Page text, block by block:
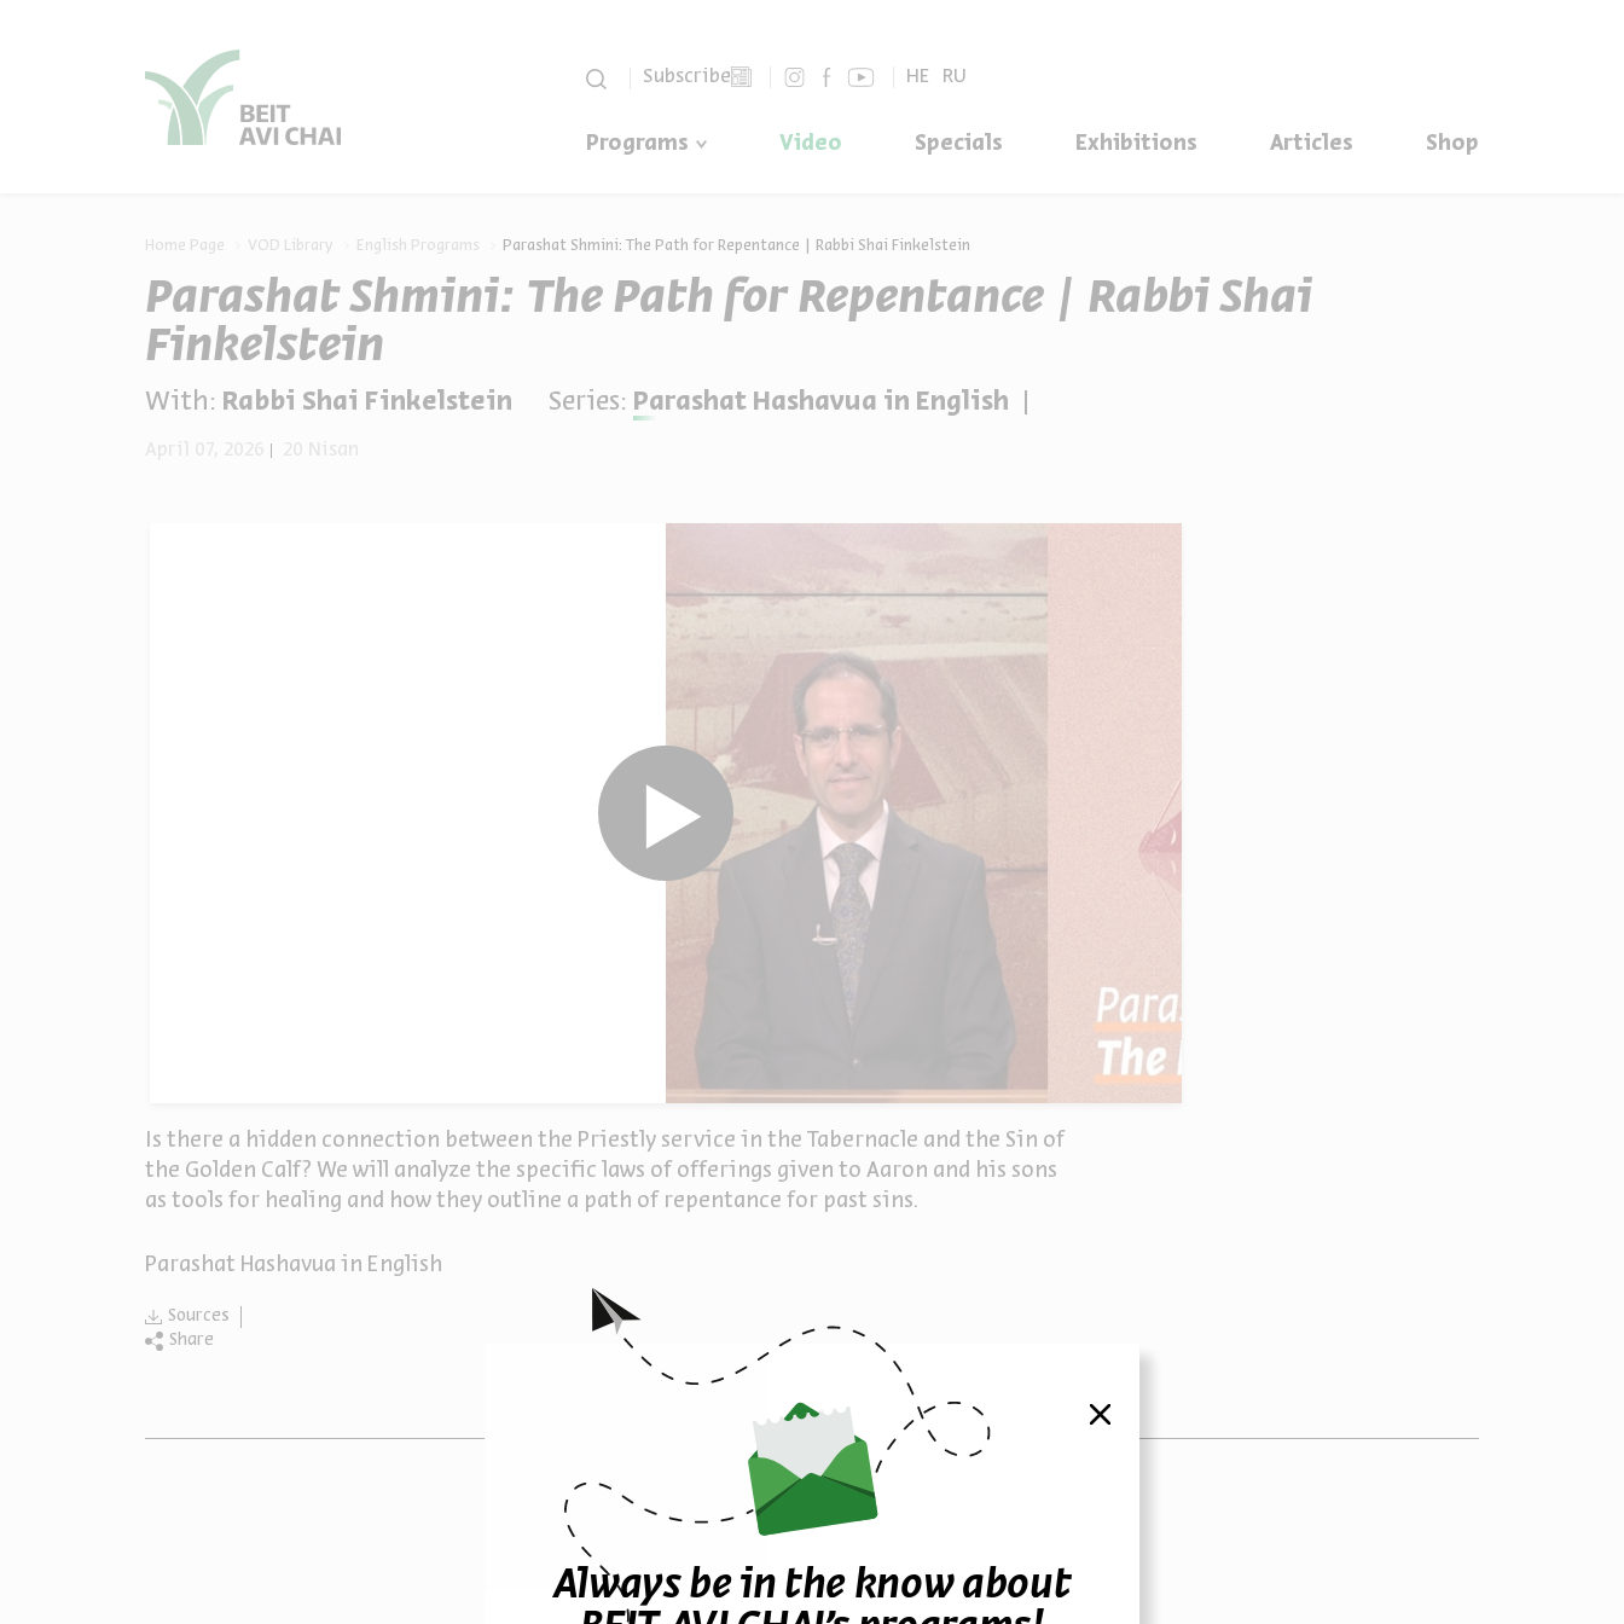
Subscribe HE RU
Programs Video Specials Exhibitions Articles Shop
Home Page VOD Library English Programs Parashat Shmini: The Path for Repentance | Rabbi Shai Finkelstein
Parashat Shmini: The Path for Repentance | Rabbi Shai
Finkelstein
With: Rabbi Shai Finkelstein Series: Parashat Hashavua in English
Is there a hidden connection between the Priestly service in the Tabernacle and the Sin of
the Golden Calf? We will analyze the specific laws of offerings given to Aaron and his sons
as tools for healing and how they outline a path of repentance for past sins.
Parashat Hashavua in English
Sources
Share
Other episodes in the series
סגור
Always be in the know about